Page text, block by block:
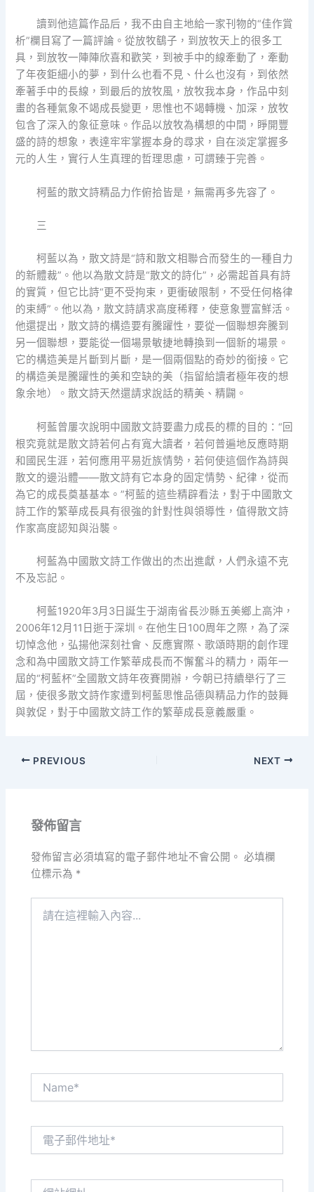
讀到他這篇作品后，我不由自主地給一家刊物的“佳作賞
析”欄目寫了一篇評論。從放牧鷂子，到放牧天上的很多工
具，到放牧一陣陣欣喜和歡笑，到被手中的線牽動了，牽動
了年夜鉅細小的夢，到什么也看不見、什么也沒有，到依然
牽著手中的長線，到最后的放牧風，放牧我本身，作品中刻
畫的各種氣象不竭成長變更，思惟也不竭轉機、加深，放牧
包含了深入的象征意味。作品以放牧為構想的中間，睜開豐
盛的詩的想象，表達牢牢掌握本身的尋求，自在淡定掌握多
元的人生，實行人生真理的哲理思慮，可謂臻于完善。
柯藍的散文詩精品力作俯拾皆是，無需再多先容了。
三
柯藍以為，散文詩是“詩和散文相聯合而發生的一種自力
的新體裁”。他以為散文詩是“散文的詩化”，必需起首具有詩
的實質，但它比詩“更不受拘束，更衝破限制，不受任何格律
的束縛”。他以為，散文詩請求高度稀釋，使意象豐富鮮活。
他還提出，散文詩的構造要有騰躍性，要從一個聯想奔騰到
另一個聯想，要能從一個場景敏捷地轉換到一個新的場景。
它的構造美是片斷到片斷，是一個兩個點的奇妙的銜接。它
的構造美是騰躍性的美和空缺的美（指留給讀者極年夜的想
象余地）。散文詩天然還請求說話的精美、精闢。
柯藍曾屢次說明中國散文詩要盡力成長的標的目的：“回
根究竟就是散文詩若何占有寬大讀者，若何普遍地反應時期
和國民生涯，若何應用平易近族情勢，若何使這個作為詩與
散文的邊沿體——散文詩有它本身的固定情勢、紀律，從而
為它的成長奠基基本。”柯藍的這些精辟看法，對于中國散文
詩工作的繁華成長具有很強的針對性與領導性，值得散文詩
作家高度認知與沿襲。
柯藍為中國散文詩工作做出的杰出進獻，人們永遠不克
不及忘記。
柯藍1920年3月3日誕生于湖南省長沙縣五美鄉上高沖，
2006年12月11日逝于深圳。在他生日100周年之際，為了深
切悼念他，弘揚他深刻社會、反應實際、歌頌時期的創作理
念和為中國散文詩工作繁華成長而不懈奮斗的精力，兩年一
屆的“柯藍杯”全國散文詩年夜賽開辦，今朝已持續舉行了三
屆，使很多散文詩作家遭到柯藍思惟品德與精品力作的鼓舞
與敦促，對于中國散文詩工作的繁華成長意義嚴重。
PREVIOUS NEXT
發佈留言
發佈留言必須填寫的電子郵件地址不會公開。 必填欄
位標示為 *